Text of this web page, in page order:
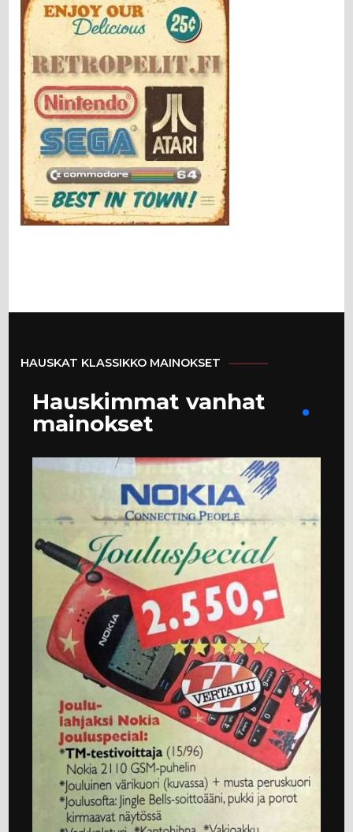
HAUSKAT KLASSIKKO MAINOKSET
Hauskimmat vanhat
mainokset